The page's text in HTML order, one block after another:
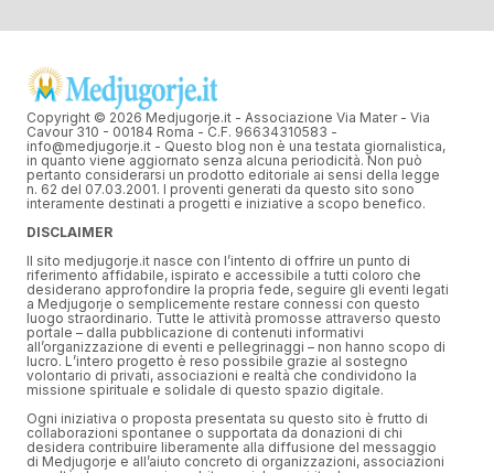
Copyright © 2026 Medjugorje.it - Associazione Via Mater - Via
Cavour 310 - 00184 Roma - C.F. 96634310583 -
info@medjugorje.it - Questo blog non è una testata giornalistica,
in quanto viene aggiornato senza alcuna periodicità. Non può
pertanto considerarsi un prodotto editoriale ai sensi della legge
n. 62 del 07.03.2001. I proventi generati da questo sito sono
interamente destinati a progetti e iniziative a scopo benefico.
DISCLAIMER
Il sito medjugorje.it nasce con l’intento di offrire un punto di
riferimento affidabile, ispirato e accessibile a tutti coloro che
desiderano approfondire la propria fede, seguire gli eventi legati
a Medjugorje o semplicemente restare connessi con questo
luogo straordinario. Tutte le attività promosse attraverso questo
portale – dalla pubblicazione di contenuti informativi
all’organizzazione di eventi e pellegrinaggi – non hanno scopo di
lucro. L’intero progetto è reso possibile grazie al sostegno
volontario di privati, associazioni e realtà che condividono la
missione spirituale e solidale di questo spazio digitale.
Ogni iniziativa o proposta presentata su questo sito è frutto di
collaborazioni spontanee o supportata da donazioni di chi
desidera contribuire liberamente alla diffusione del messaggio
di Medjugorje e all’aiuto concreto di organizzazioni, associazioni